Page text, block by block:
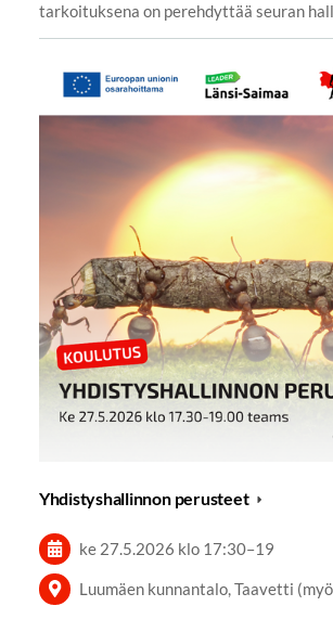
tarkoituksena on perehdyttää seuran
Yhdistyshallinnon perusteet
ke 27.5.2026 klo 17:30–19
Luumäen kunnantalo, Taavetti